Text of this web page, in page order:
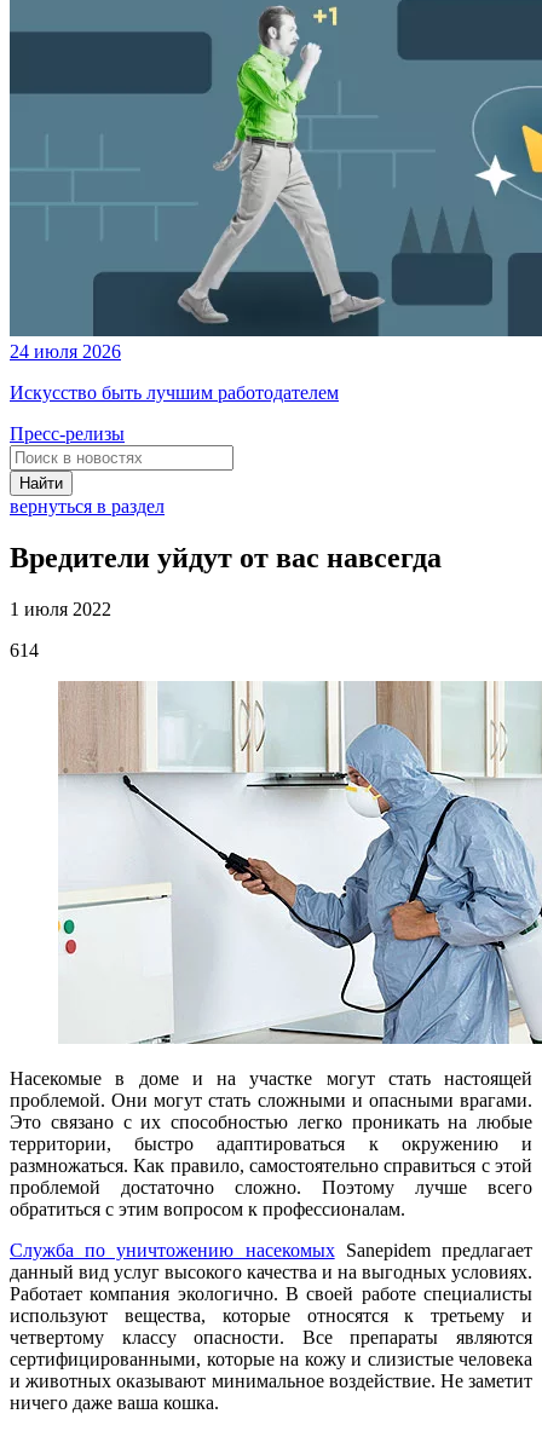
24 июля 2026
Искусство быть лучшим работодателем
Пресс-релизы
Найти
вернуться в раздел
Вредители уйдут от вас навсегда
1 июля 2022
614
Насекомые в доме и на участке могут стать настоящей
проблемой. Они могут стать сложными и опасными врагами.
Это связано с их способностью легко проникать на любые
территории, быстро адаптироваться к окружению и
размножаться. Как правило, самостоятельно справиться с этой
проблемой достаточно сложно. Поэтому лучше всего
обратиться с этим вопросом к профессионалам.
Служба по уничтожению насекомыхSanepidem предлагает
данный вид услуг высокого качества и на выгодных условиях.
Работает компания экологично. В своей работе специалисты
используют вещества, которые относятся к третьему и
четвертому классу опасности. Все препараты являются
сертифицированными, которые на кожу и слизистые человека
и животных оказывают минимальное воздействие. Не заметит
ничего даже ваша кошка.